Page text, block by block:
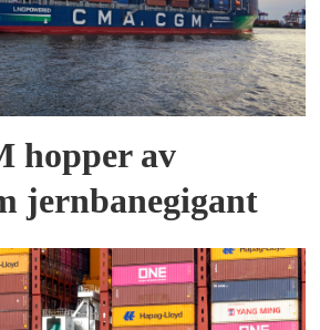
hopper av
jernbanegigant